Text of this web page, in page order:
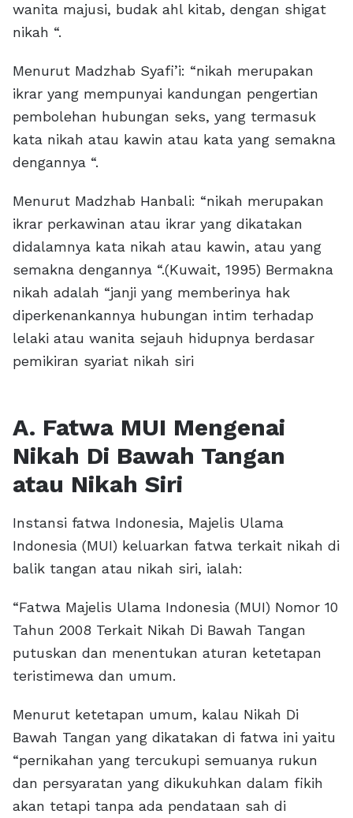
wanita majusi, budak ahl kitab, dengan shigat
nikah “.
Menurut Madzhab Syafi’i: “nikah merupakan
ikrar yang mempunyai kandungan pengertian
pembolehan hubungan seks, yang termasuk
kata nikah atau kawin atau kata yang semakna
dengannya “.
Menurut Madzhab Hanbali: “nikah merupakan
ikrar perkawinan atau ikrar yang dikatakan
didalamnya kata nikah atau kawin, atau yang
semakna dengannya “.(Kuwait, 1995) Bermakna
nikah adalah “janji yang memberinya hak
diperkenankannya hubungan intim terhadap
lelaki atau wanita sejauh hidupnya berdasar
pemikiran syariat nikah siri
A. Fatwa MUI Mengenai
Nikah Di Bawah Tangan
atau Nikah Siri
Instansi fatwa Indonesia, Majelis Ulama
Indonesia (MUI) keluarkan fatwa terkait nikah di
balik tangan atau nikah siri, ialah:
“Fatwa Majelis Ulama Indonesia (MUI) Nomor 10
Tahun 2008 Terkait Nikah Di Bawah Tangan
putuskan dan menentukan aturan ketetapan
teristimewa dan umum.
Menurut ketetapan umum, kalau Nikah Di
Bawah Tangan yang dikatakan di fatwa ini yaitu
“pernikahan yang tercukupi semuanya rukun
dan persyaratan yang dikukuhkan dalam fikih
akan tetapi tanpa ada pendataan sah di